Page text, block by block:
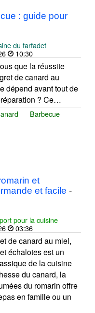
: guide pour
du farfadet
10:30
que la réussite
de canard au
dépend avant tout de
? Ce…
Barbecue
et
et facile -
pour la cuisine
03:36
de canard au miel,
échalotes est un
de la cuisine
du canard, la
du romarin offre
en famille ou un